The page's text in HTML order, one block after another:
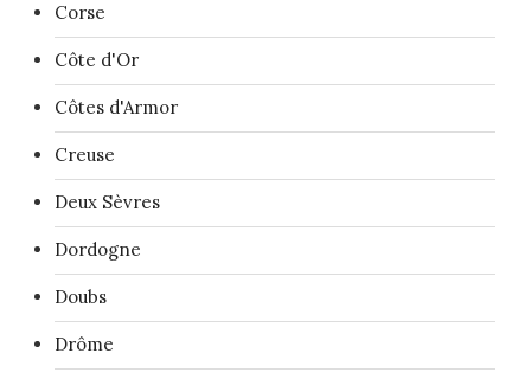
Corse
Côte d'Or
Côtes d'Armor
Creuse
Deux Sèvres
Dordogne
Doubs
Drôme